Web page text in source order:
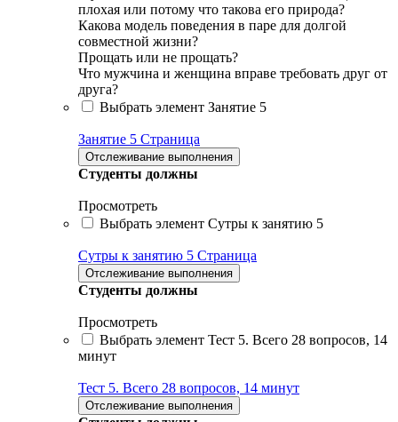
плохая или потому что такова его природа?
Какова модель поведения в паре для долгой
совместной жизни?
Прощать или не прощать?
Что мужчина и женщина вправе требовать друг от
друга?
Выбрать элемент Занятие 5
Занятие 5 Страница
Отслеживание выполнения
Студенты должны
Просмотреть
Выбрать элемент Сутры к занятию 5
Сутры к занятию 5 Страница
Отслеживание выполнения
Студенты должны
Просмотреть
Выбрать элемент Тест 5. Всего 28 вопросов, 14
минут
Тест 5. Всего 28 вопросов, 14 минут
Отслеживание выполнения